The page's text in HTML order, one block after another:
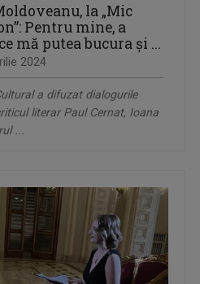
la „Mic
Pentru mine, a
mă putea bucura şi ...
2024
a difuzat dialogurile
literar Paul Cernat, Ioana
...